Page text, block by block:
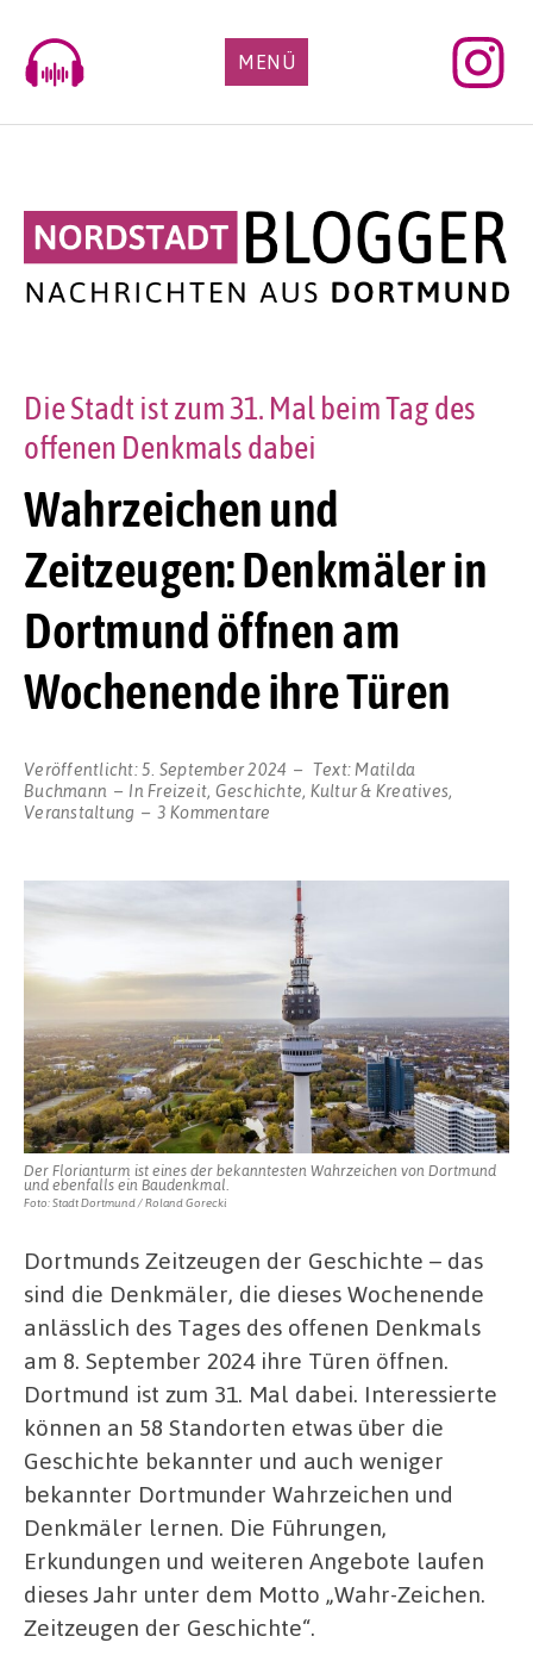
content
MENÜ
Wahrzeichen und
Zeitzeugen: Denkmäler in
Dortmund öffnen am
Wochenende ihre Türen
Die Stadt ist zum 31. Mal beim Tag des
offenen Denkmals dabei
Veröffentlicht:5. September 2024 Text: Matilda
Buchmann
In Freizeit, Geschichte, Kultur & Kreatives,
Veranstaltung
3 Kommentare
Denkmäler
Dortmund
öffnen
am
Wochenende
ihre
Türen
Der Florianturm ist eines der bekanntesten Wahrzeichen von Dortmund
und ebenfalls ein Baudenkmal.
Foto: Stadt Dortmund / Roland Gorecki
Dortmunds Zeitzeugen der Geschichte – das
sind die Denkmäler, die dieses Wochenende
anlässlich des Tages des offenen Denkmals
am 8. September 2024 ihre Türen öffnen.
Dortmund ist zum 31. Mal dabei. Interessierte
können an 58 Standorten etwas über die
Geschichte bekannter und auch weniger
bekannter Dortmunder Wahrzeichen und
Denkmäler lernen. Die Führungen,
Erkundungen und weiteren Angebote laufen
dieses Jahr unter dem Motto „Wahr-Zeichen.
Zeitzeugen der Geschichte“.